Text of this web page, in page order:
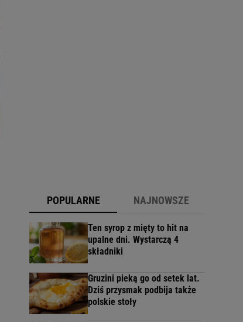
POPULARNE NAJNOWSZE
Ten syrop z mięty to hit na
upalne dni. Wystarczą 4
składniki
Gruzini pieką go od setek lat.
Dziś przysmak podbija także
polskie stoły